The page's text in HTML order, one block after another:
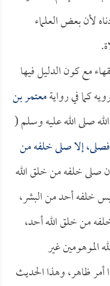
لأن بعض العلماء
مع كون الدليل فيها
كما في روايةمعتمر بن
صلى الله عليه وسلم (
إلا صلى خلفه من
صلى خلفه من خلق الله
خلفه أحد من البشر،
من خلق الله أحد،
الموهومين غير
أمر ظاهر، وهذا الحديث